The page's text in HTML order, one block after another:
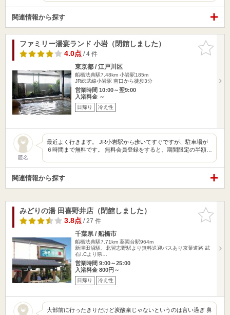
関連情報から探す
お気に入
りに追加
ファミリー湯宴ランド 小岩（閉館しました）
4.0点/ 4 件
東京都 / 江戸川区
船橋法典駅7.48km 小岩駅185m
JR総武線小岩駅 南口から徒歩3分
営業時間 10:00～翌9:00
入浴料金 ～
日帰り 冷え性
匿名
最近よく行きます。 JR小岩駅から歩いてすぐですが、駐車場が
６時間まで無料です。 無料会員登録をすると、期間限定の半額…
関連情報から探す
お気に入
りに追加
みどりの湯 田喜野井店（閉館しました）
3.8点/ 27 件
千葉県 / 船橋市
船橋法典駅7.71km 薬園台駅964m
新津田沼駅、北習志野駅より無料送迎バスあり京葉道路 武
石I.Cより県…
営業時間 9:00～25:00
入浴料金 800円～
日帰り 冷え性
大部前に行ったきりだけど炭酸泉じゃないというのは言い過ぎ 鼻